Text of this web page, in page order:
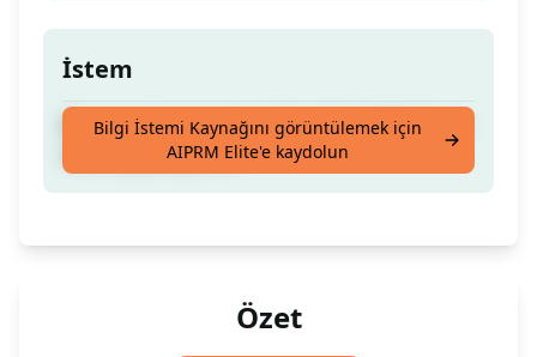
İstem
Blogunuz veya Sayfanız İçin En İyi SEO Dostu
URL/Slug Oluşturun
Bilgi İstemi Kaynağını görüntülemek için
AIPRM Elite'e kaydolun
Özet